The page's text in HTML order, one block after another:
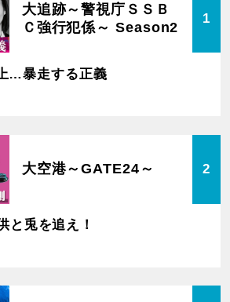
大追跡～警視庁ＳＳＢ
Ｃ強行犯係～ Season2
1
…暴走する正義
大空港～GATE24～ 2
と兎を追え！